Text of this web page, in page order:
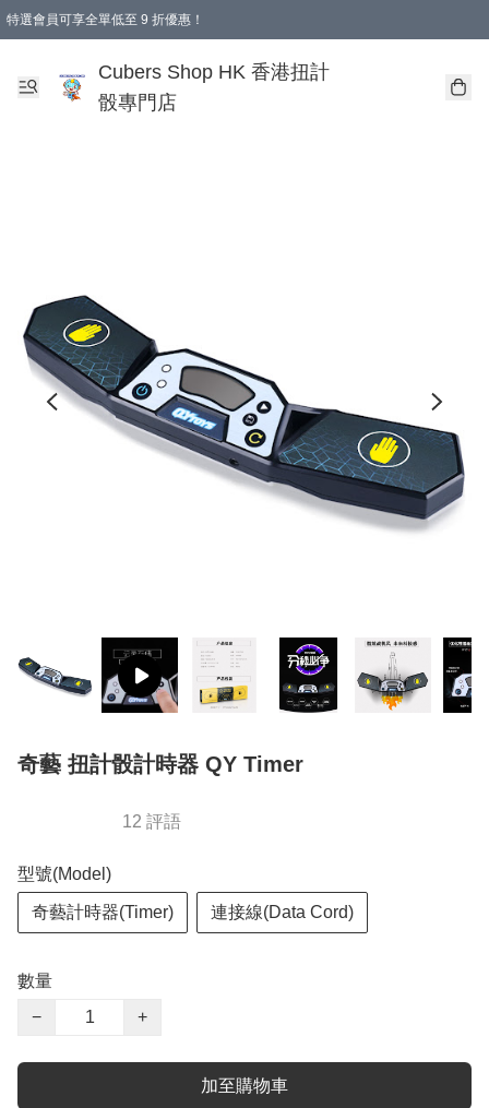
特選會員可享全單低至 9 折優惠！
購物滿 HKD 250.00 即減 HKD 28.00 運費！（適用於 本地送貨、本地取貨 )
Cubers Shop HK 香港扭計
骰專門店
奇藝 扭計骰計時器 QY Timer
12 評語
型號(Model)
奇藝計時器(Timer) 連接線(Data Cord)
數量
−
+
加至購物車